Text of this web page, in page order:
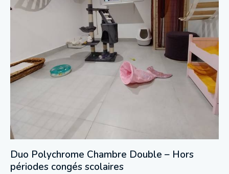
Duo Polychrome Chambre Double – Hors
périodes congés scolaires